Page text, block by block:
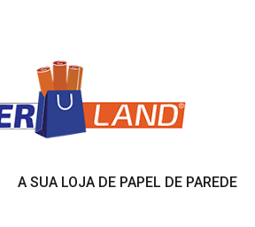
A SUA LOJA DE PAPEL DE PAREDE